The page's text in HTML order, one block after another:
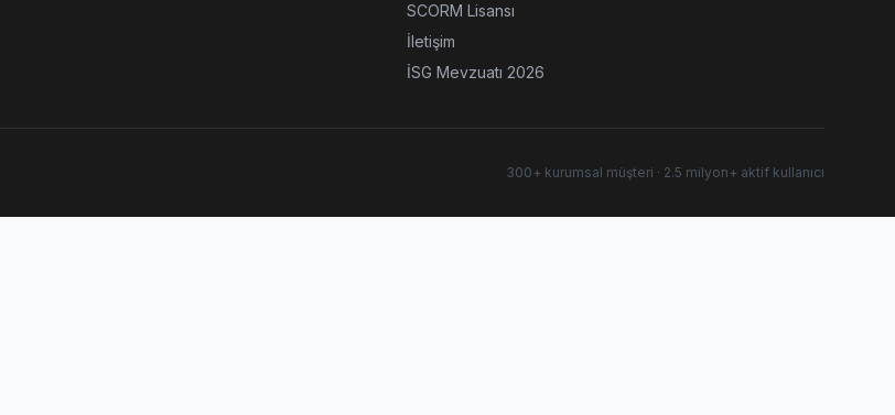
SCORM Lisansı
İletişim
İSG Mevzuatı 2026
300+ kurumsal müşteri · 2.5 milyon+ aktif kullanıcı